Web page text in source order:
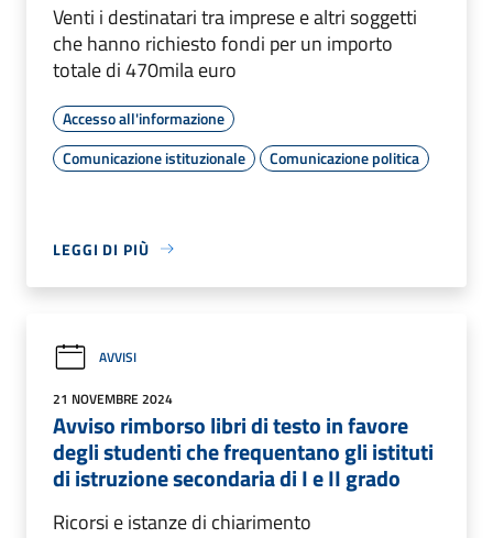
Venti i destinatari tra imprese e altri soggetti
che hanno richiesto fondi per un importo
totale di 470mila euro
Accesso all'informazione
Comunicazione istituzionale
Comunicazione politica
LEGGI DI PIÙ
AVVISI
21 NOVEMBRE 2024
Avviso rimborso libri di testo in favore
degli studenti che frequentano gli istituti
di istruzione secondaria di I e II grado
Ricorsi e istanze di chiarimento